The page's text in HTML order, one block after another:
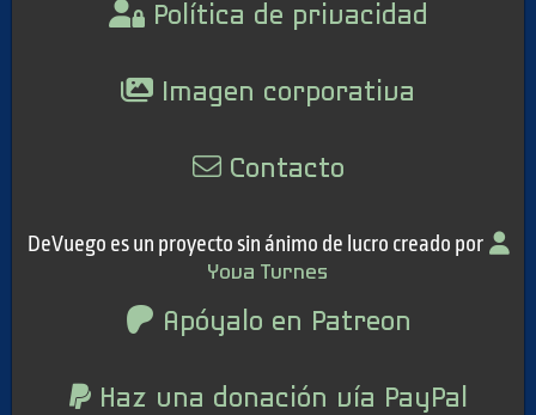
Política de privacidad
Imagen corporativa
Contacto
DeVuego es un proyecto sin ánimo de lucro creado por
Yova Turnes
Apóyalo en Patreon
Haz una donación vía PayPal